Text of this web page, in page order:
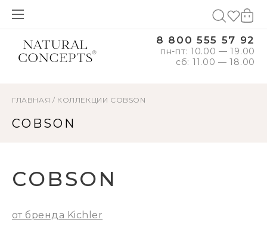
8 800 555 57 92
пн-пт: 10.00 — 19.00
сб: 11.00 — 18.00
ГЛАВНАЯ / КОЛЛЕКЦИИ COBSON
COBSON
COBSON
от бренда Kichler